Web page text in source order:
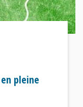
pleine